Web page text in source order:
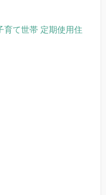
育て世帯 定期使用住